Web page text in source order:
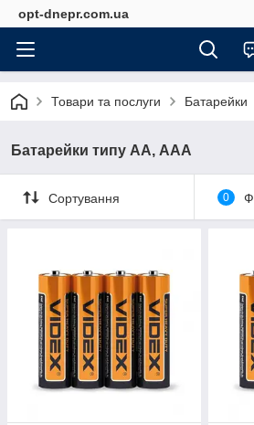
opt-dnepr.com.ua
Товари та послуги Батарейки
Батарейки типу АА, ААА
Сортування 0